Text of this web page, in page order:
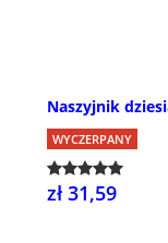
Naszyjnik
WYCZERPANY
zł 31,59